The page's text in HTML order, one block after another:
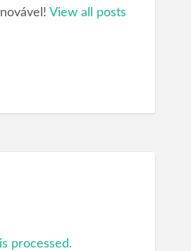
View all posts
processed.